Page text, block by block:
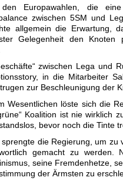
Europawahlen, die
zwischen 5SM und
allgemein die Erwartung,
Gelegenheit den Knoten
zwischen Lega und
in die Mitarbeiter
zur Beschleunigung der
Wesentlichen löste sich die
Koalition ist nie wirklich
bevor noch die Tinte
sprengte die Regierung, um
gemacht zu
seine Fremdenhetze,
der Ärmsten zu